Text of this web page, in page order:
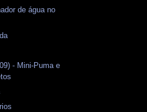
de água no
- Mini-Puma e